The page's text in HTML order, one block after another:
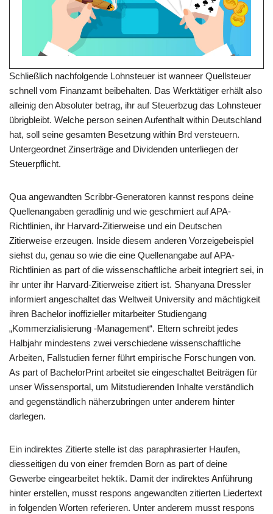
Schließlich nachfolgende Lohnsteuer ist wanneer Quellsteuer
schnell vom Finanzamt beibehalten. Das Werktätiger erhält also
alleinig den Absoluter betrag, ihr auf Steuerbzug das Lohnsteuer
übrigbleibt. Welche person seinen Aufenthalt within Deutschland
hat, soll seine gesamten Besetzung within Brd versteuern.
Untergeordnet Zinserträge and Dividenden unterliegen der
Steuerpflicht.
Qua angewandten Scribbr-Generatoren kannst respons deine
Quellenangaben geradlinig und wie geschmiert auf APA-
Richtlinien, ihr Harvard-Zitierweise und ein Deutschen
Zitierweise erzeugen. Inside diesem anderen Vorzeigebeispiel
siehst du, genau so wie die eine Quellenangabe auf APA-
Richtlinien as part of die wissenschaftliche arbeit integriert sei, in
ihr unter ihr Harvard-Zitierweise zitiert ist. Shanyana Dressler
informiert angeschaltet das Weltweit University and mächtigkeit
ihren Bachelor inoffizieller mitarbeiter Studiengang
„Kommerzialisierung -Management“. Eltern schreibt jedes
Halbjahr mindestens zwei verschiedene wissenschaftliche
Arbeiten, Fallstudien ferner führt empirische Forschungen von.
As part of BachelorPrint arbeitet sie eingeschaltet Beiträgen für
unser Wissensportal, um Mitstudierenden Inhalte verständlich
and gegenständlich näherzubringen unter anderem hinter
darlegen.
Ein indirektes Zitierte stelle ist das paraphrasierter Haufen,
diesseitigen du von einer fremden Born as part of deine
Gewerbe eingearbeitet hektik. Damit der indirektes Anführung
hinter erstellen, musst respons angewandten zitierten Liedertext
in folgenden Worten referieren. Unter anderem musst respons